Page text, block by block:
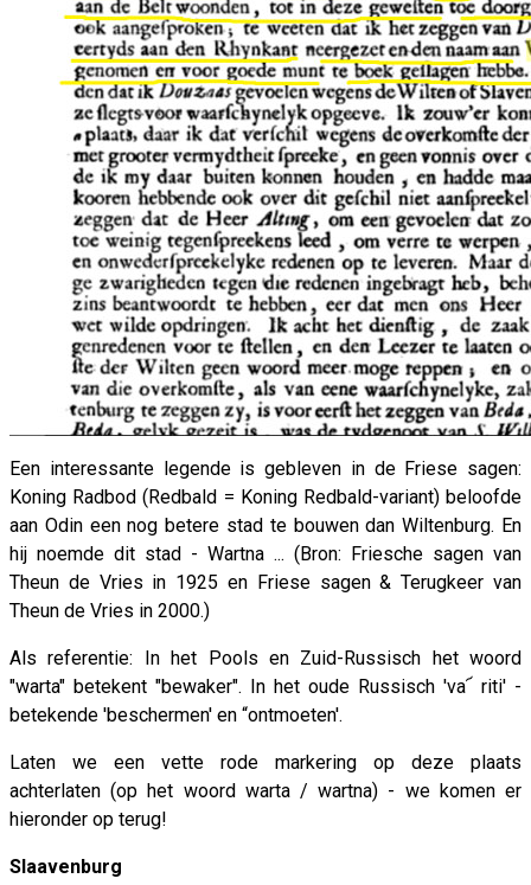
Een interessante legende is gebleven in de Friese sagen:
Koning Radbod (Redbald = Koning Redbald-variant) beloofde
aan Odin een nog betere stad te bouwen dan Wiltenburg. En
hij noemde dit stad - Wartna ... (Bron: Friesche sagen van
Theun de Vries in 1925 en Friese sagen & Terugkeer van
Theun de Vries in 2000.)
Als referentie: In het Pools en Zuid-Russisch het woord
"warta" betekent "bewaker". In het oude Russisch 'va՜ riti' -
betekende 'beschermen' en “ontmoeten'.
Laten we een vette rode markering op deze plaats
achterlaten (op het woord warta / wartna) - we komen er
hieronder op terug!
Slaavenburg